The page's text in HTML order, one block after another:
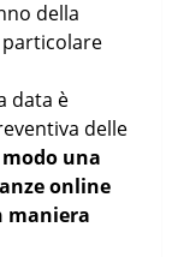
della
particolare
data è
delle
una
online
maniera